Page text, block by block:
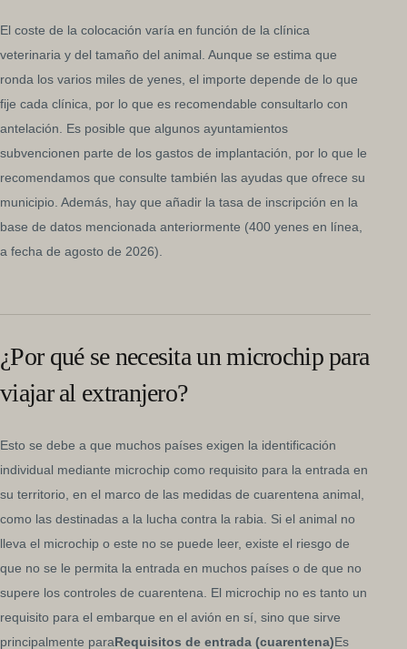
El coste de la colocación varía en función de la clínica
veterinaria y del tamaño del animal. Aunque se estima que
ronda los varios miles de yenes, el importe depende de lo que
fije cada clínica, por lo que es recomendable consultarlo con
antelación. Es posible que algunos ayuntamientos
subvencionen parte de los gastos de implantación, por lo que le
recomendamos que consulte también las ayudas que ofrece su
municipio. Además, hay que añadir la tasa de inscripción en la
base de datos mencionada anteriormente (400 yenes en línea,
a fecha de agosto de 2026).
¿Por qué se necesita un microchip para
viajar al extranjero?
Esto se debe a que muchos países exigen la identificación
individual mediante microchip como requisito para la entrada en
su territorio, en el marco de las medidas de cuarentena animal,
como las destinadas a la lucha contra la rabia. Si el animal no
lleva el microchip o este no se puede leer, existe el riesgo de
que no se le permita la entrada en muchos países o de que no
supere los controles de cuarentena. El microchip no es tanto un
requisito para el embarque en el avión en sí, sino que sirve
principalmente paraRequisitos de entrada (cuarentena)Es